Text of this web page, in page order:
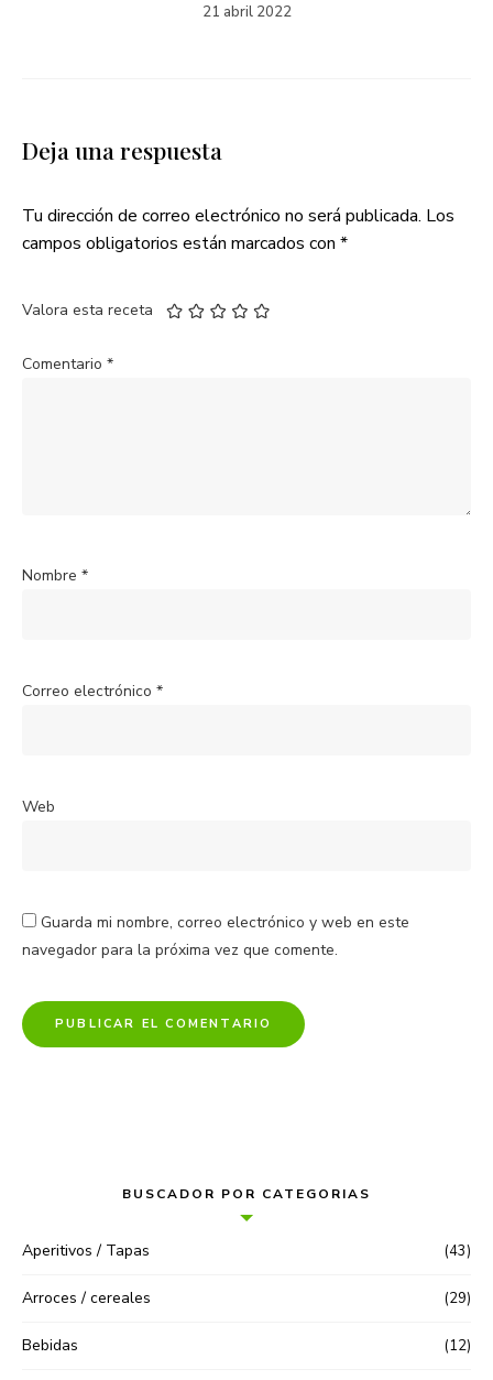
21 abril 2022
Deja una respuesta
Tu dirección de correo electrónico no será publicada. Los
campos obligatorios están marcados con *
Valora esta receta
Comentario *
Nombre *
Correo electrónico *
Web
Guarda mi nombre, correo electrónico y web en este
navegador para la próxima vez que comente.
BUSCADOR POR CATEGORIAS
Aperitivos / Tapas (43)
Arroces / cereales (29)
Bebidas (12)